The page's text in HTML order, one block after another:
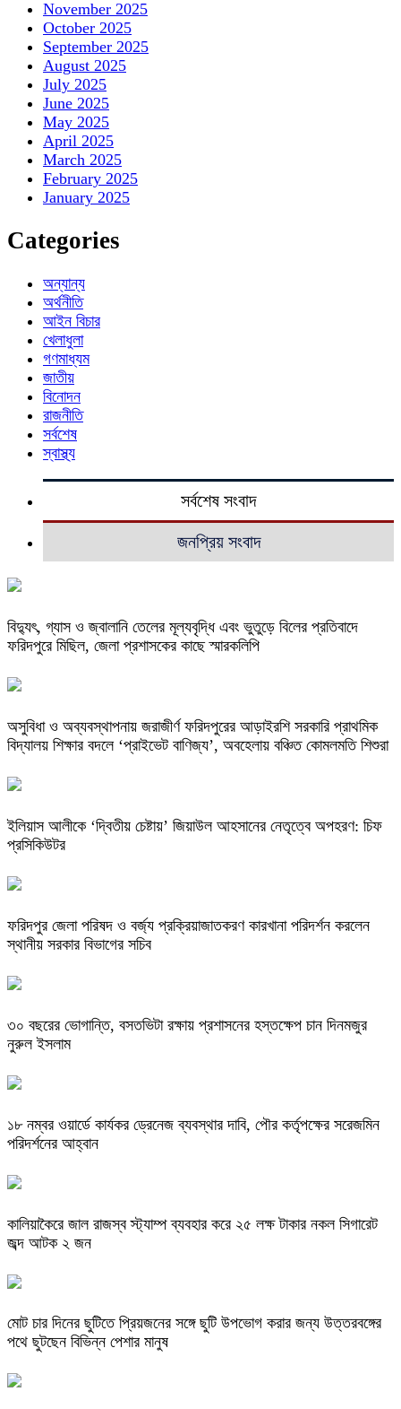
November 2025
October 2025
September 2025
August 2025
July 2025
June 2025
May 2025
April 2025
March 2025
February 2025
January 2025
Categories
অন্যান্য
অর্থনীতি
আইন বিচার
খেলাধুলা
গণমাধ্যম
জাতীয়
বিনোদন
রাজনীতি
সর্বশেষ
স্বাস্থ্য
সর্বশেষ সংবাদ
জনপ্রিয় সংবাদ
বিদ্যুৎ, গ্যাস ও জ্বালানি তেলের মূল্যবৃদ্ধি এবং ভুতুড়ে বিলের প্রতিবাদে
ফরিদপুরে মিছিল, জেলা প্রশাসকের কাছে স্মারকলিপি
অসুবিধা ও অব্যবস্থাপনায় জরাজীর্ণ ফরিদপুরের আড়াইরশি সরকারি প্রাথমিক
বিদ্যালয় শিক্ষার বদলে ‘প্রাইভেট বাণিজ্য’, অবহেলায় বঞ্চিত কোমলমতি শিশুরা
ইলিয়াস আলীকে ‘দ্বিতীয় চেষ্টায়’ জিয়াউল আহসানের নেতৃত্বে অপহরণ: চিফ
প্রসিকিউটর
ফরিদপুর জেলা পরিষদ ও বর্জ্য প্রক্রিয়াজাতকরণ কারখানা পরিদর্শন করলেন
স্থানীয় সরকার বিভাগের সচিব
৩০ বছরের ভোগান্তি, বসতভিটা রক্ষায় প্রশাসনের হস্তক্ষেপ চান দিনমজুর
নুরুল ইসলাম
১৮ নম্বর ওয়ার্ডে কার্যকর ড্রেনেজ ব্যবস্থার দাবি, পৌর কর্তৃপক্ষের সরেজমিন
পরিদর্শনের আহ্বান
কালিয়াকৈরে জাল রাজস্ব স্ট্যাম্প ব্যবহার করে ২৫ লক্ষ টাকার নকল সিগারেট
জব্দ আটক ২ জন
মোট চার দিনের ছুটিতে প্রিয়জনের সঙ্গে ছুটি উপভোগ করার জন্য উত্তরবঙ্গের
পথে ছুটছেন বিভিন্ন পেশার মানুষ